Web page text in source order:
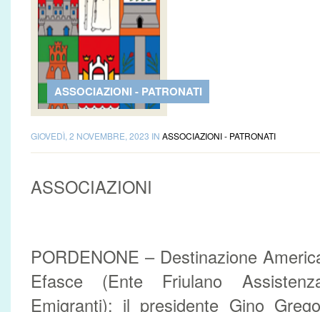
ASSOCIAZIONI - PATRONATI
GIOVEDÌ, 2 NOVEMBRE, 2023 IN ASSOCIAZIONI - PATRONATI
ASSOCIAZIONI
PORDENONE – Destinazione
Efasce (Ente Friulano
Emigranti): il presidente Gino